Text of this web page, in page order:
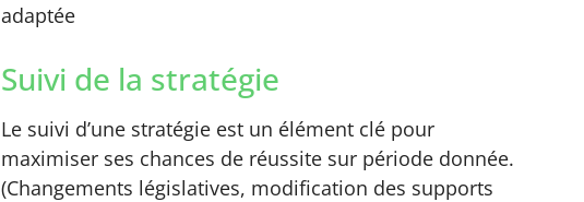
adaptée
Suivi de la stratégie
Le suivi d’une stratégie est un élément clé pour
maximiser ses chances de réussite sur période donnée.
(Changements législatives, modification des supports